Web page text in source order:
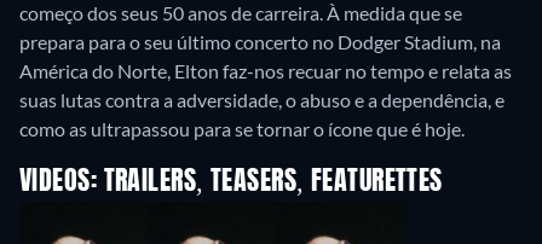
começo dos seus 50 anos de carreira. À medida que se
prepara para o seu último concerto no Dodger Stadium, na
América do Norte, Elton faz-nos recuar no tempo e relata as
suas lutas contra a adversidade, o abuso e a dependência, e
como as ultrapassou para se tornar o ícone que é hoje.
VIDEOS: TRAILERS, TEASERS, FEATURETTES